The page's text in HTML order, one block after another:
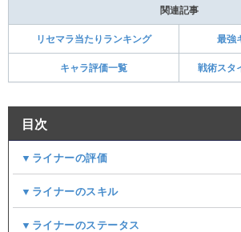
関連記事
リセマラ当たりランキング 最強
キャラ評価一覧 戦術スタ
目次
▼ライナーの評価
▼ライナーのスキル
▼ライナーのステータス